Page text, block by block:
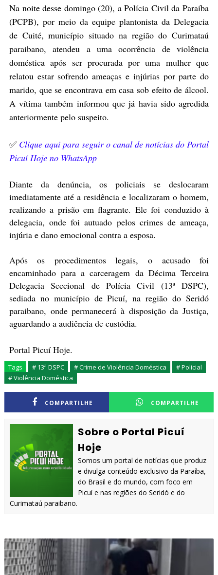
Na noite desse domingo (20), a Polícia Civil da Paraíba
(PCPB), por meio da equipe plantonista da Delegacia
de Cuité, município situado na região do Curimataú
paraibano, atendeu a uma ocorrência de violência
doméstica após ser procurada por uma mulher que
relatou estar sofrendo ameaças e injúrias por parte do
marido, que se encontrava em casa sob efeito de álcool.
A vítima também informou que já havia sido agredida
anteriormente pelo suspeito.
✅ Clique aqui para seguir o canal de notícias do Portal
Picuí Hoje no WhatsApp
Diante da denúncia, os policiais se deslocaram
imediatamente até a residência e localizaram o homem,
realizando a prisão em flagrante. Ele foi conduzido à
delegacia, onde foi autuado pelos crimes de ameaça,
injúria e dano emocional contra a esposa.
Após os procedimentos legais, o acusado foi
encaminhado para a carceragem da Décima Terceira
Delegacia Seccional de Polícia Civil (13ª DSPC),
sediada no município de Picuí, na região do Seridó
paraibano, onde permanecerá à disposição da Justiça,
aguardando a audiência de custódia.
Portal Picuí Hoje.
Tags # 13ª DSPC # Crime de Violência Doméstica
# Policial
# Violência Doméstica
COMPARTILHE COMPARTILHE
Sobre o Portal Picuí
Hoje
Somos um portal de notícias que produz
e divulga conteúdo exclusivo da Paraíba,
do Brasil e do mundo, com foco em
Picuí e nas regiões do Seridó e do
Curimataú paraibano.